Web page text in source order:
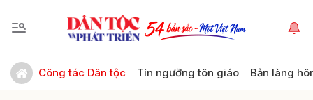
Công tác Dân tộc Tín ngưỡng tôn giáo Bản làng
Gửi bình luận